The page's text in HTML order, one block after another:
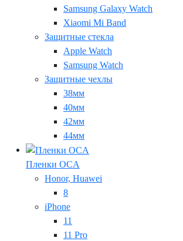
Samsung Galaxy Watch
Xiaomi Mi Band
Защитные стекла
Apple Watch
Samsung Watch
Защитные чехлы
38мм
40мм
42мм
44мм
Пленки OCA
Honor, Huawei
8
iPhone
11
11 Pro